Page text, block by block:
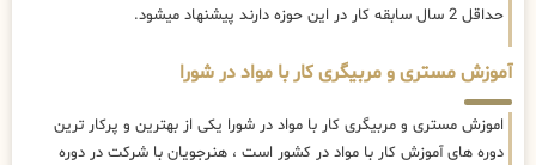
حداقل 2 سال سابقه کار در این حوزه دارند پیشنهاد میشود.
آموزش مستری و مربیگری کار با مواد در شورا
اموزش مستری و مربیگری کار با مواد در شورا یکی از بهترین و پرکار ترین
دوره های آموزش کار با مواد در کشور است ، هنرجویان با شرکت در دوره